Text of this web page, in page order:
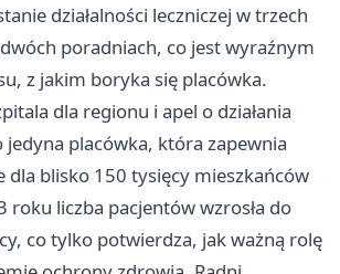
działalności leczniczej w trzech
poradniach, co jest wyraźnym
z jakim boryka się placówka.
dla regionu i apel o działania
jedyna placówka, która zapewnia
dla blisko 150 tysięcy mieszkańców
roku liczba pacjentów wzrosła do
co tylko potwierdza, jak ważną rolę